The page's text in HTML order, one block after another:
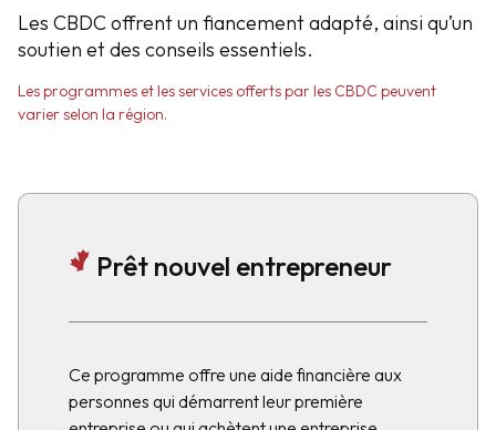
Les CBDC offrent un fiancement adapté, ainsi qu’un
soutien et des conseils essentiels.
Les programmes et les services offerts par les CBDC peuvent
varier selon la région.
Prêt nouvel entrepreneur
Ce programme offre une aide financière aux
personnes qui démarrent leur première